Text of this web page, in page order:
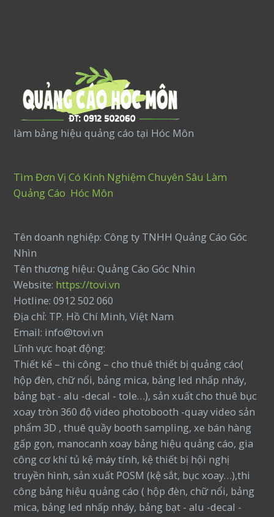
làm bảng hiệu quảng cáo tại Hóc Môn
Tìm Đơn Vị Có Kinh Nghiệm Chuyên Sâu Làm
Quảng Cáo Hóc Môn
Tên doanh nghiệp: Công ty TNHH Quảng Cáo Góc
Nhìn
Tên thương hiệu: Quảng Cáo Góc Nhìn
Website: https://tovi.vn
Hotline: 0912 502 060
Địa chỉ: TP. Hồ Chí Minh, Việt Nam
Email: info@tovi.vn
Lĩnh vực hoạt động:
Thiết kế – thi công – cho thuê thiết bị quảng cáo(
hộp đèn, chữ nổi, bảng mica, bảng led nhấp nháy,
bảng bạt - alu -decal - tole…), sản xuất cho thuê bục
xoay tròn 360 độ video photobooth -quay video sản
phẩm 3D , thuê quầy booth sampling, xe bán hàng
gấp gọn, manocanh xoay bảng hiệu quảng cáo, gia
công cơ khí tủ kệ máy tính, kệ thiết bị hội nghị
truyền hình, sản xuất POSM (kệ sắt, bục xoay…),thi
công bảng hiệu quảng cáo ( hộp đèn, chữ nổi, bảng
mica, bảng led nhấp nháy, bảng bạt - alu -decal -